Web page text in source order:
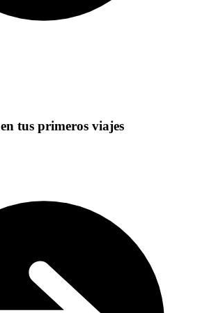
en tus primeros viajes